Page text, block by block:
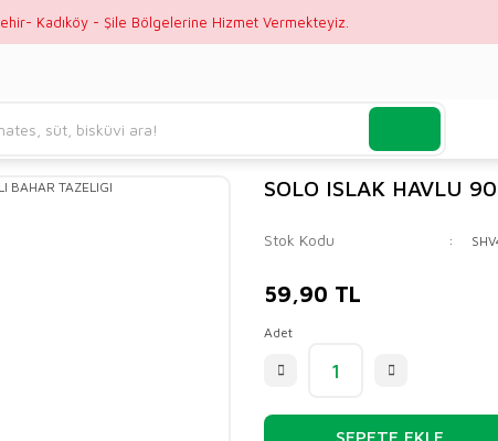
Kadıköy - Şile Bölgelerine Hizmet Vermekteyiz.
SOLO ISLAK HAVLU
Stok Kodu
59,90 TL
Adet
SEPETE EKLE